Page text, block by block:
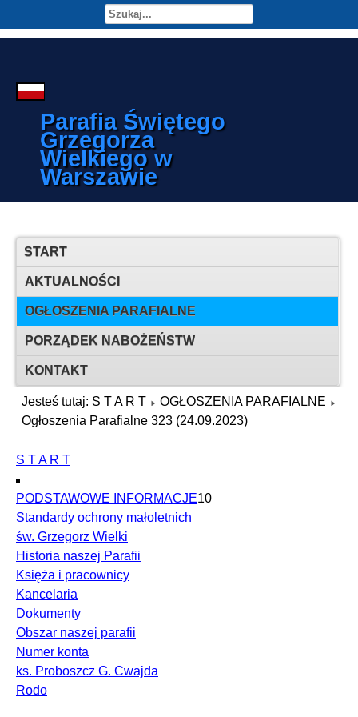
Parafia Świętego
Grzegorza
Wielkiego w
Warszawie
START
AKTUALNOŚCI
OGŁOSZENIA PARAFIALNE
PORZĄDEK NABOŻEŃSTW
KONTAKT
Jesteś tutaj: S T A R T
OGŁOSZENIA PARAFIALNE
Ogłoszenia Parafialne 323 (24.09.2023)
S T A R T
PODSTAWOWE INFORMACJE10
Standardy ochrony małoletnich
św. Grzegorz Wielki
Historia naszej Parafii
Księża i pracownicy
Kancelaria
Dokumenty
Obszar naszej parafii
Numer konta
ks. Proboszcz G. Cwajda
Rodo